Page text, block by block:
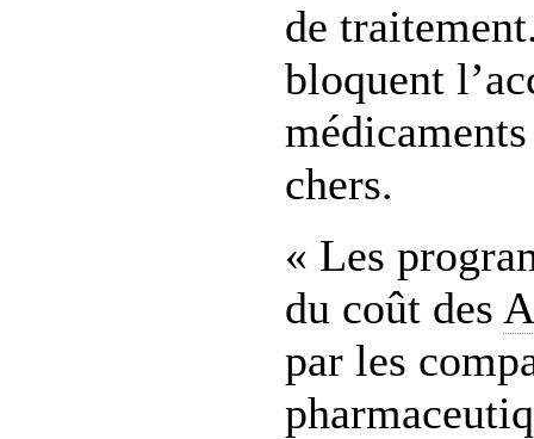
de
bloquent
chers.
« Les
du coût des
par les